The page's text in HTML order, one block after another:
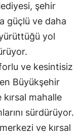
şehir
güçlü ve daha
yol
ve kesintisiz
Büyükşehir
mahalle
sürdürüyor.
ve kırsal